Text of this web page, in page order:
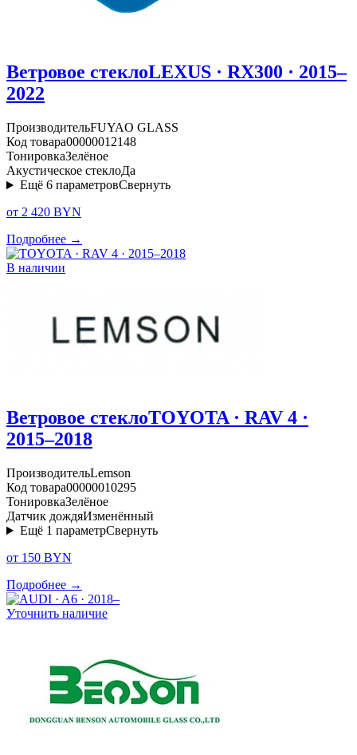
Ветровое стеклоLEXUS · RX300 · 2015–
2022
ПроизводительFUYAO GLASS
Код товара00000012148
ТонировкаЗелёное
Акустическое стеклоДа
Ещё 6 параметровСвернуть
от 2 420 BYN
Подробнее →
В наличии
Ветровое стеклоTOYOTA · RAV 4 ·
2015–2018
ПроизводительLemson
Код товара00000010295
ТонировкаЗелёное
Датчик дождяИзменённый
Ещё 1 параметрСвернуть
от 150 BYN
Подробнее →
Уточнить наличие